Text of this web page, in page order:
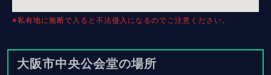
※私有地に無断で入ると不法侵入になるのでご注意ください。
大阪市中央公会堂の場所